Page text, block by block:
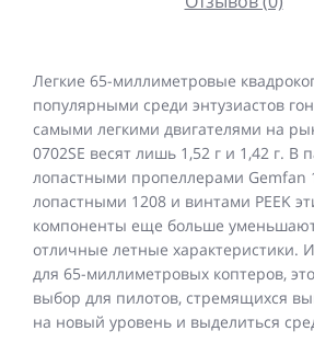
Легкие 65-миллиметровые
популярными среди энтузиастов
самыми легкими двигателями на
0702SE весят лишь 1,52 г и 1,42 г. В
лопастными пропеллерами Gemfan
лопастными 1208 и винтами PEEK
компоненты еще больше
отличные летные характеристики.
для 65-миллиметровых коптеров,
выбор для пилотов, стремящихся
на новый уровень и выделиться